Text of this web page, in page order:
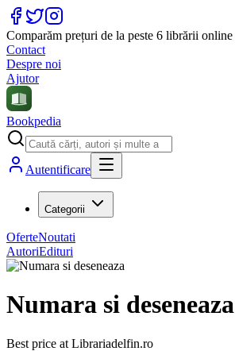
Comparăm prețuri de la peste 6 librării online
Contact
Despre noi
Ajutor
Bookpedia
Autentificare
Categorii
OferteNoutati
AutoriEdituri
Numara si deseneaza
Best price at Librariadelfin.ro